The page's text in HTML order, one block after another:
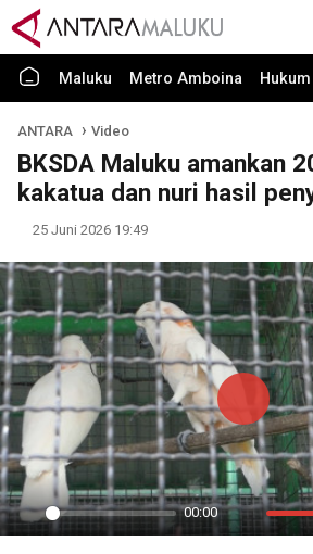
Maluku Metro Amboina Hukum
ANTARA Video
BKSDA Maluku amankan
kakatua dan nuri hasil
25 Juni 2026 19:49
Play
00:00
Mute
Play